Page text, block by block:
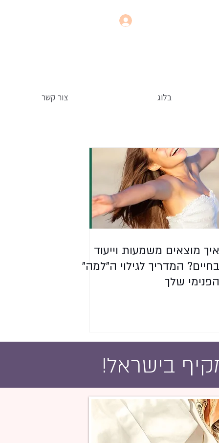
בלוג צור קשר
איך מוצאים משמעות וייעוד
בחיים? המדריך לגילוי ה"למה"
הפנימי שלך
בישראל!